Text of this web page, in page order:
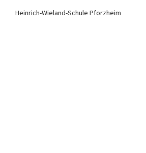
Heinrich-Wieland-Schule Pforzheim